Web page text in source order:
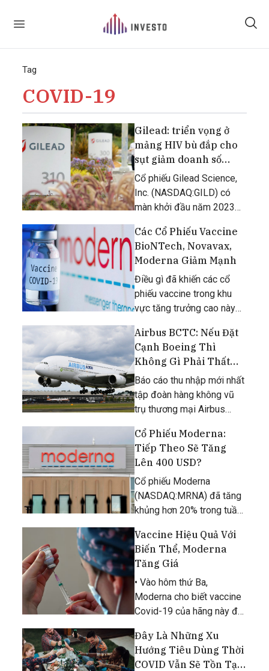
Tag
COVID-19
Gilead: triển vọng ở
mảng HIV bù đắp cho
sụt giảm doanh số
Covid
Cổ phiếu Gilead Science,
Inc. (NASDAQ:GILD) có
màn khởi đầu năm 2023
tích lũy chặt trong một
vùng biên độ rộng khoảng
10 USD kể từ tháng 10
năm ngoái.
Các Cổ Phiếu Vaccine
BioNTech, Novavax,
Moderna Giảm Mạnh
Điều gì đã khiến các cổ
phiếu vaccine trong khu
vực tăng trưởng cao này
Airbus BCTC: Nếu Đặt
Cạnh Boeing Thì
Không Gì Phải Thất
Vọng
Báo cáo thu nhập mới nhất
tập đoàn hàng không vũ
trụ thương mại Airbus
ngày 29 tháng 7, cho thấy
ngành hàng không thương
mại đang phục hồi sau
năm 2020 tàn khốc bất
chấp đại dịch
Cổ Phiếu Moderna:
Tiếp Theo Sẽ Tăng
Lên 400 USD?
Cổ phiếu Moderna
(NASDAQ:MRNA) đã tăng
khủng hơn 20% trong tuần
tăng lên mức 400 USD mà
không quá khó khăn.
Vaccine Hiệu Quả Với
Biến Thể, Moderna
Tăng Giá
• Vào hôm thứ Ba,
Moderna cho biết vaccine
Covid-19 của hãng này đã
khi được nghiên cứu trong
môi trường phòng thí
Đây Là Những Xu
Hướng Tiêu Dùng Thời
COVID Vẫn Sẽ Tồn Tại